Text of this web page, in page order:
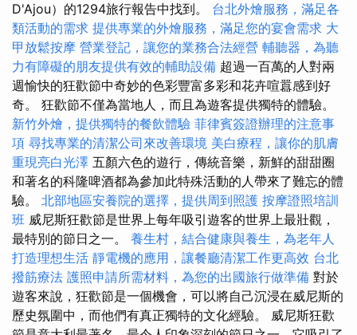
D'Ajou）的1294旅行報告中找到。 台北外燴服務，滿足各
類活動的需求 提供專業的外燴服務，滿足您的宴會需求 大
甲放鬆按摩 營業登記，讓您的業務合法經營 輔聽器，為聽
力有障礙的朋友提供有效的輔助設備 超過一百萬的人對兩
週愉快的狂歡節中奇妙的色彩豐富多彩和花卉喧囂感到好
奇。 狂歡節不僅為當地人，而且為遊客提供獨特的體驗。
新竹外燴，提供獨特的餐飲體驗 菲律賓簽證辦理的注意事
項 尋找專業的清潔公司來改善環境 美白療程，讓你的肌膚
重現亮白光澤 五顏六色的遊行，傳統音樂，新鮮的甜甜圈
和著名的科隆啤酒都為參加此特殊活動的人帶來了難忘的體
驗。 北部地區安養院的選擇，提供周到照護 按摩證照培訓
班 威尼斯狂歡節是世界上每年吸引遊客的世界上最壯觀，
最特別的節日之一。 養生村，結合健康與養生，為老年人
打造理想生活 靜電機的應用，讓餐廳清潔工作更高效 台北
撥筋療法 護照申請所需材料，為您的出國旅行做準備 對於
遊客來說，狂歡節是一個機會，可以將自己沉浸在威尼斯的
歷史氛圍中，而他們有真正獨特的文化經驗。 威尼斯狂歡